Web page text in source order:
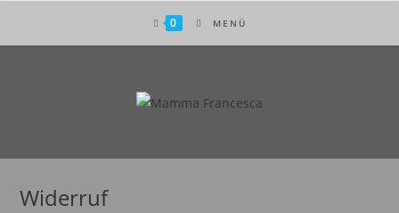
0 MENÜ
Widerruf